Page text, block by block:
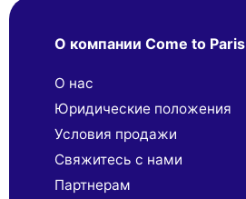
О компании Come to Paris
О нас
Юридические положения
Условия продажи
Свяжитесь с нами
Партнерaм